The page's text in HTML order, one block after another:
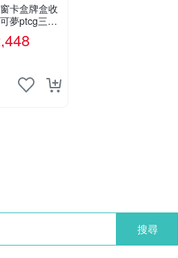
卡盒牌盒收
夢ptcg三國
搜尋